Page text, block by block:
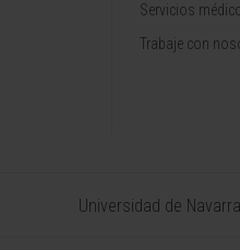
Servicios
Trabaje con
Universidad de Navarra